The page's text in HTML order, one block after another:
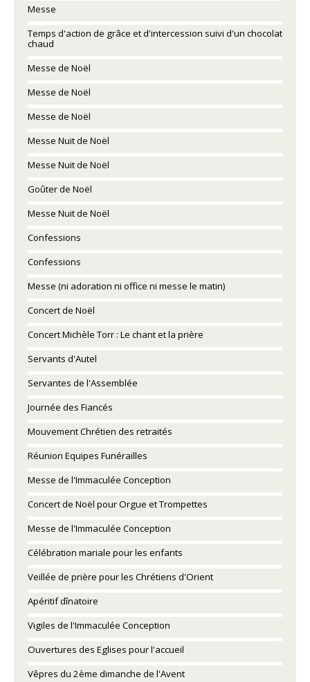
Messe
Temps d'action de grâce et d'intercession suivi d'un chocolat
chaud
Messe de Noël
Messe de Noël
Messe de Noël
Messe Nuit de Noël
Messe Nuit de Noël
Goûter de Noël
Messe Nuit de Noël
Confessions
Confessions
Messe (ni adoration ni office ni messe le matin)
Concert de Noël
Concert Michèle Torr : Le chant et la prière
Servants d'Autel
Servantes de l'Assemblée
Journée des Fiancés
Mouvement Chrétien des retraités
Réunion Equipes Funérailles
Messe de l'Immaculée Conception
Concert de Noël pour Orgue et Trompettes
Messe de l'Immaculée Conception
Célébration mariale pour les enfants
Veillée de prière pour les Chrétiens d'Orient
Apéritif dînatoire
Vigiles de l'Immaculée Conception
Ouvertures des Eglises pour l'accueil
Vêpres du 2ème dimanche de l'Avent